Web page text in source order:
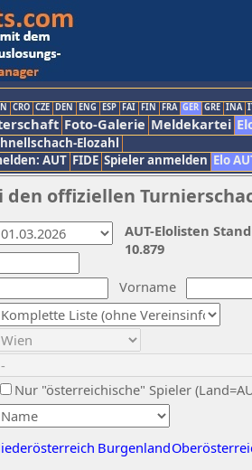
CRO CZE DEN ENG ESP FAI FIN FRA GER GRE INA
Foto-Galerie Meldekartei
Elozahl
AUT FIDE Spieler anmelden Elo
offiziellen
Vorname
Nur "österreichische" Spieler
Burgenland
AUT-Elolisten
10.879